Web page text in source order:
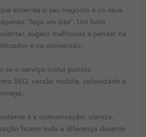
entenda o seu negócio e os seus
“faça um site”. Um bom
sugerir melhorias e pensar na
e na conversão.
se o serviço inclui pontos
SEO, versão mobile, velocidade e
é a comunicação: clareza,
fazem toda a diferença durante